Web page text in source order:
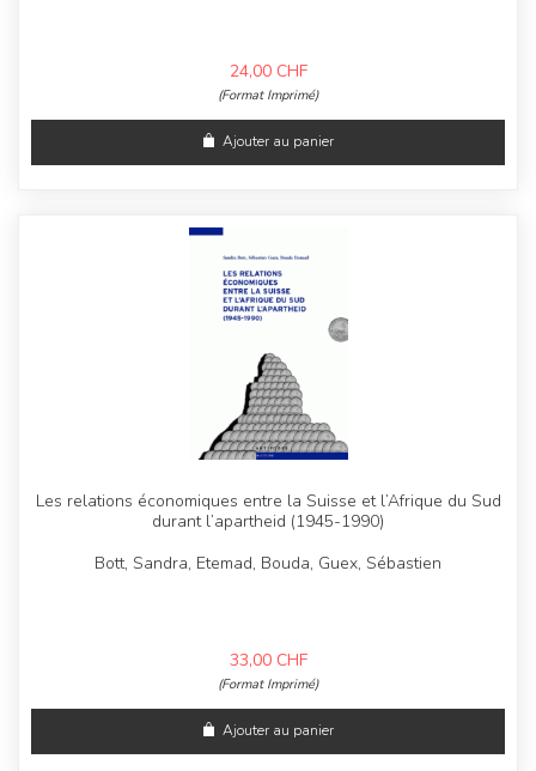
24,00 CHF
(Format Imprimé)
Ajouter au panier
Les relations économiques entre la Suisse et l’Afrique du Sud
durant l’apartheid (1945-1990)
Bott, Sandra, Etemad, Bouda, Guex, Sébastien
33,00 CHF
(Format Imprimé)
Ajouter au panier